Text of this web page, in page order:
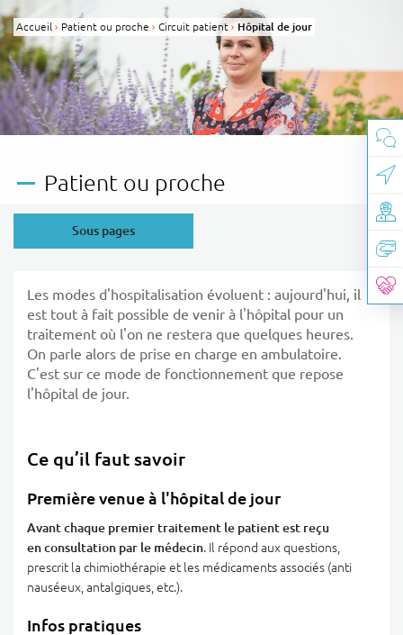
Accueil Patient ou proche Circuit patient Page active :
Hôpital de jour
Patient ou proche
Sous pages
Les modes d'hospitalisation évoluent : aujourd'hui, il
est tout à fait possible de venir à l'hôpital pour un
traitement où l'on ne restera que quelques heures.
On parle alors de prise en charge en ambulatoire.
C'est sur ce mode de fonctionnement que repose
l'hôpital de jour.
Ce qu’il faut savoir
Première venue à l'hôpital de jour
Avant chaque premier traitement le patient est reçu
en consultation par le médecin. Il répond aux questions,
prescrit la chimiothérapie et les médicaments associés (anti
nauséeux, antalgiques, etc.).
Infos pratiques